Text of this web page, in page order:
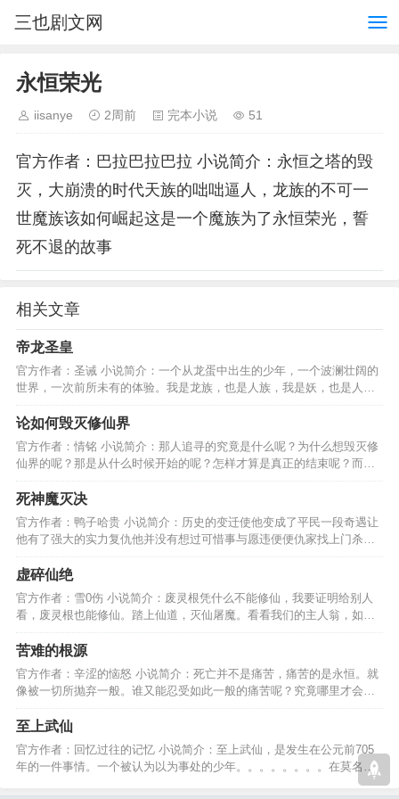
三也剧文网
永恒荣光
iisanye 2周前 完本小说 51
官方作者：巴拉巴拉巴拉 小说简介：永恒之塔的毁
灭，大崩溃的时代天族的咄咄逼人，龙族的不可一
世魔族该如何崛起这是一个魔族为了永恒荣光，誓
死不退的故事
相关文章
帝龙圣皇
官方作者：圣诫 小说简介：一个从龙蛋中出生的少年，一个波澜壮阔的
世界，一次前所未有的体验。我是龙族，也是人族，我是妖，也是人
——我，就是我，敖帝！…
论如何毁灭修仙界
官方作者：情铭 小说简介：那人追寻的究竟是什么呢？为什么想毁灭修
仙界的呢？那是从什么时候开始的呢？怎样才算是真正的结束呢？而我
们将数次见证这一切。…
死神魔灭决
官方作者：鸭子哈贵 小说简介：历史的变迁使他变成了平民一段奇遇让
他有了强大的实力复仇他并没有想过可惜事与愿违便便仇家找上门杀戮
杀戮除了杀戮还是杀戮…
虚碎仙绝
官方作者：雪0伤 小说简介：废灵根凭什么不能修仙，我要证明给别人
看，废灵根也能修仙。踏上仙道，灭仙屠魔。看看我们的主人翁，如何
证明给别人看、、、、、…
苦难的根源
官方作者：辛涩的恼怒 小说简介：死亡并不是痛苦，痛苦的是永恒。就
像被一切所抛弃一般。谁又能忍受如此一般的痛苦呢？究竟哪里才会是
终点？谁又能知道呢。…
至上武仙
官方作者：回忆过往的记忆 小说简介：至上武仙，是发生在公元前705
年的一件事情。一个被认为以为事处的少年。。。。。。。。在莫名的